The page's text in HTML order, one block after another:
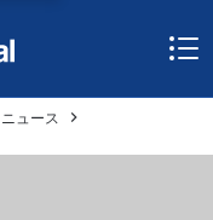
ニュース